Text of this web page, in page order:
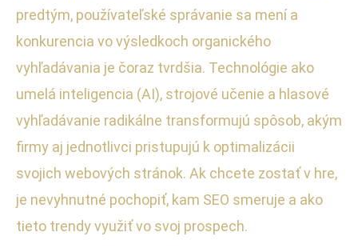
predtým, používateľské správanie sa mení a
konkurencia vo výsledkoch organického
vyhľadávania je čoraz tvrdšia. Technológie ako
umelá inteligencia (AI), strojové učenie a hlasové
vyhľadávanie radikálne transformujú spôsob, akým
firmy aj jednotlivci pristupujú k optimalizácii
svojich webových stránok. Ak chcete zostať v hre,
je nevyhnutné pochopiť, kam SEO smeruje a ako
tieto trendy využiť vo svoj prospech.